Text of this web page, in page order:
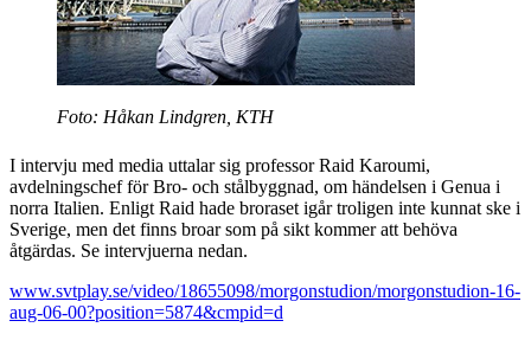
Foto: Håkan Lindgren, KTH
I intervju med media uttalar sig professor Raid Karoumi,
avdelningschef för Bro- och stålbyggnad, om händelsen i Genua i
norra Italien. Enligt Raid hade broraset igår troligen inte kunnat ske i
Sverige, men det finns broar som på sikt kommer att behöva
åtgärdas. Se intervjuerna nedan.
www.svtplay.se/video/18655098/morgonstudion/morgonstudion-16-
aug-06-00?position=5874&cmpid=d